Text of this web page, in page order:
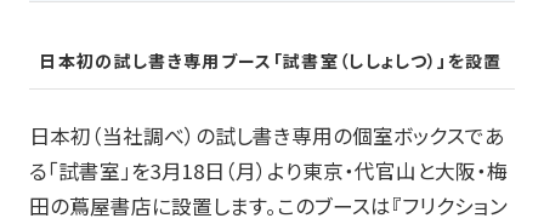
日本初の試し書き専用ブース「試書室（ししょしつ）」を設置
日本初（当社調べ）の試し書き専用の個室ボックスであ
る「試書室」を3月18日（月）より東京・代官山と大阪・梅
田の蔦屋書店に設置します。このブースは『フリクション